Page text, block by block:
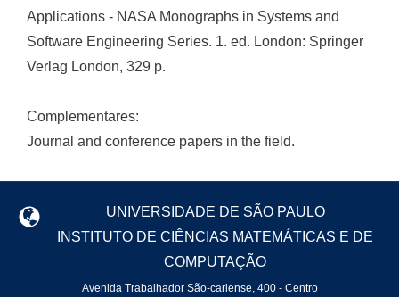
Applications - NASA Monographs in Systems and
Software Engineering Series. 1. ed. London: Springer
Verlag London, 329 p.
Complementares:
Journal and conference papers in the field.
UNIVERSIDADE DE SÃO PAULO
INSTITUTO DE CIÊNCIAS MATEMÁTICAS E DE
COMPUTAÇÃO
Avenida Trabalhador São-carlense, 400 - Centro